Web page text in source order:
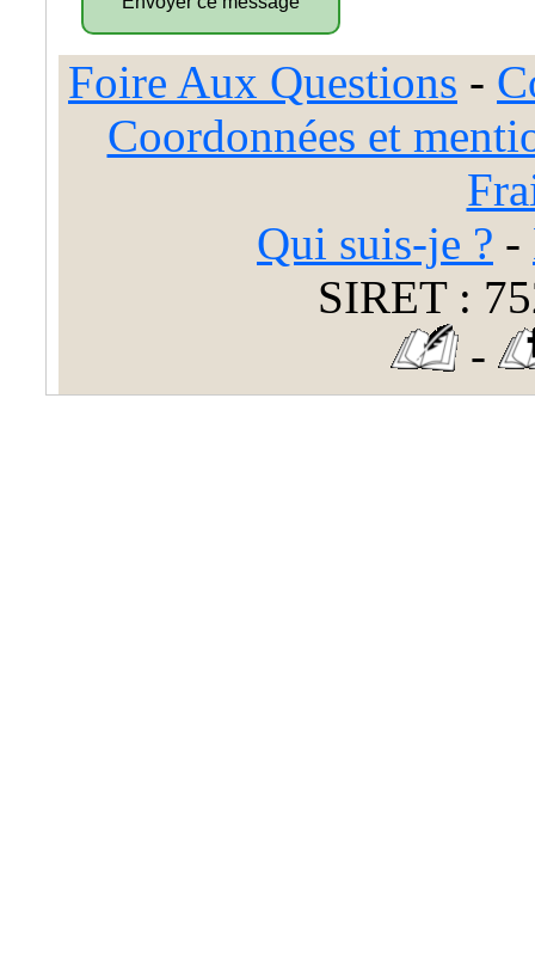
Foire Aux Questions -
Coordonnées et
Qui suis-je ? -
SIRET :
-